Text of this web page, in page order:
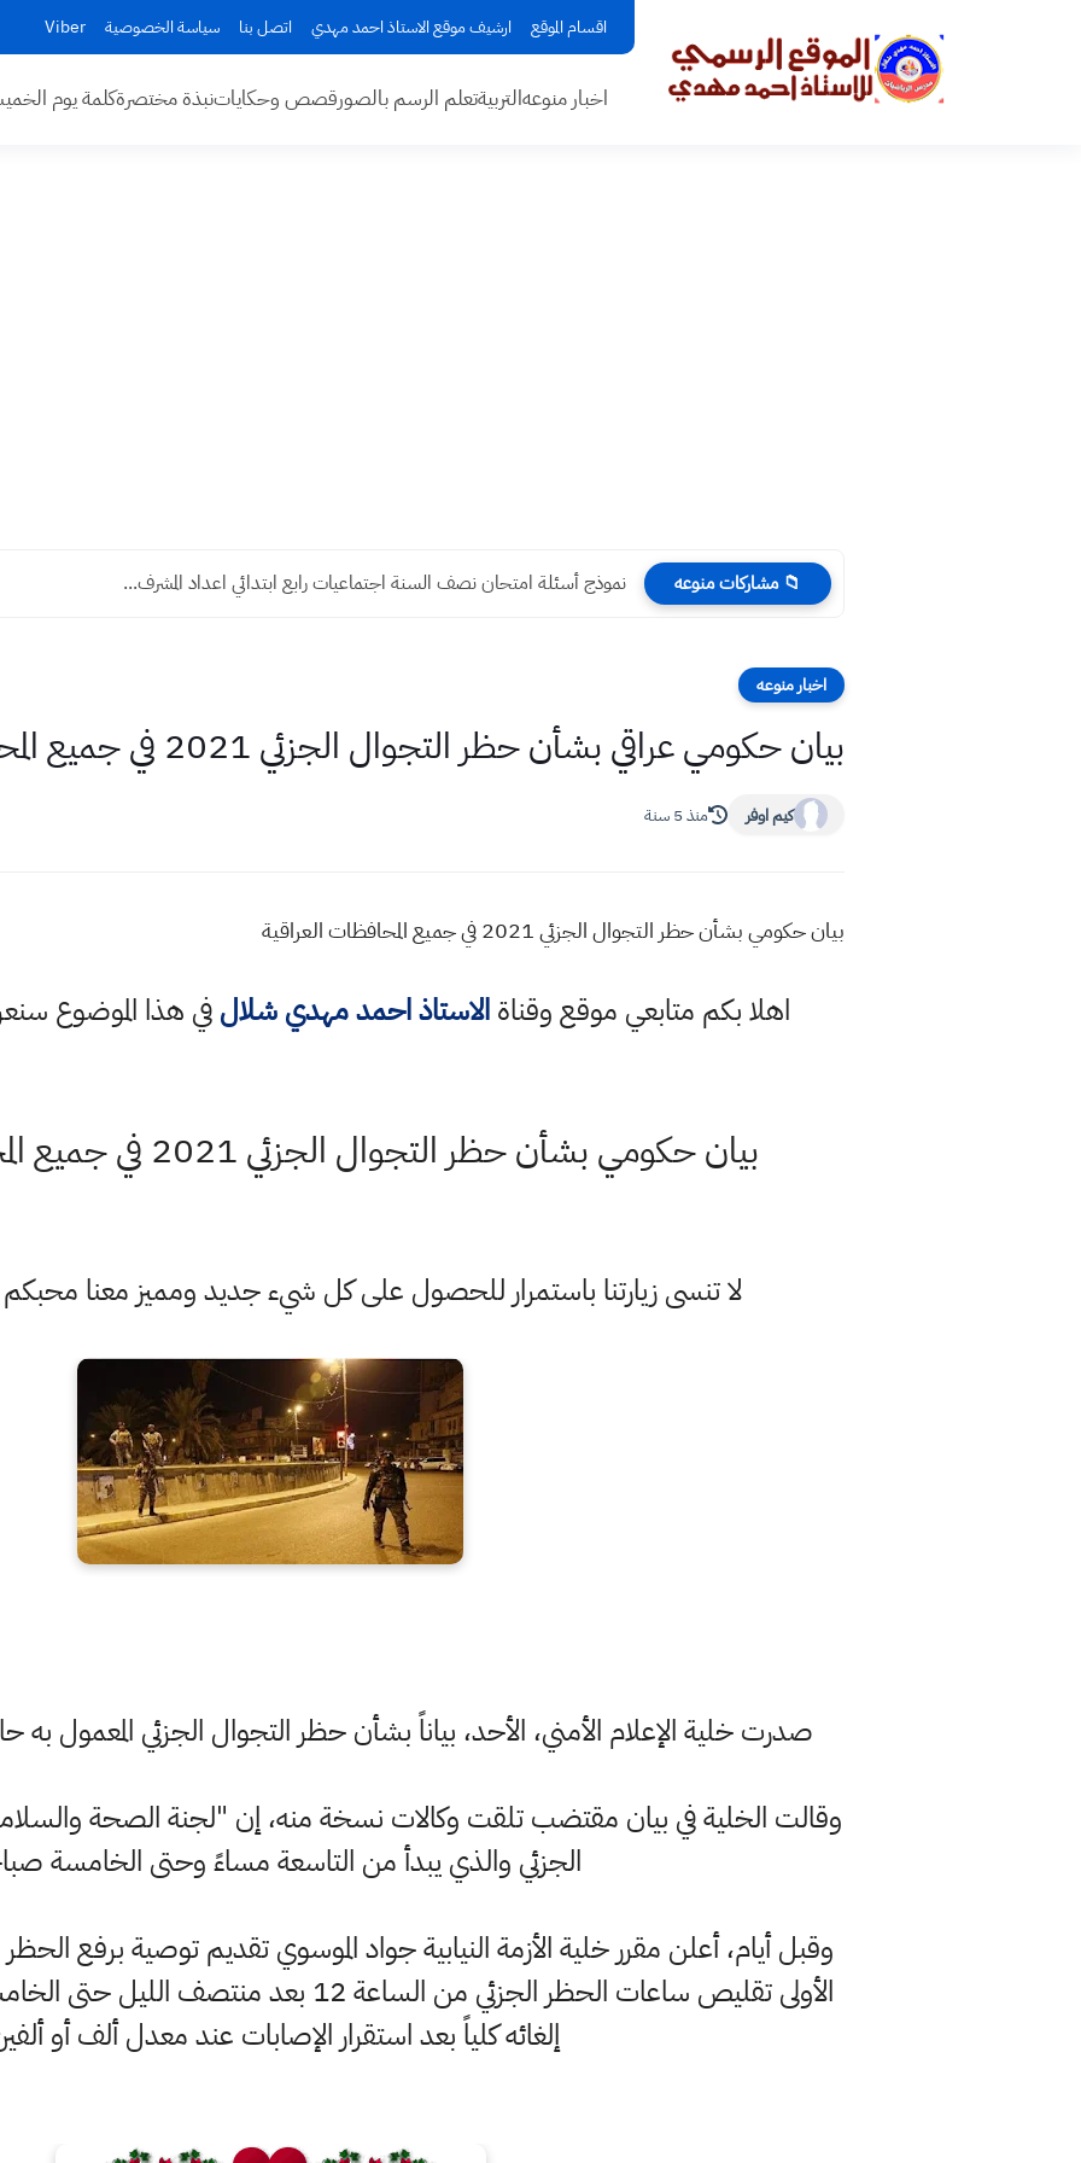
اقسام الموقع ارشيف موقع الاستاذ احمد مهدي اتصل بنا سياسة الخصوصية Viber
اخبار منوعهالتربيةتعلم الرسم بالصورقصص وحكاياتنبذة مختصرةكلمة يوم
📁 مشاركات منوعه نموذج أسئلة امتحان نصف السنة اجتماعيات رابع ابتدائي اعداد المشرف...
اخبار منوعه
بيان حكومي عراقي بشأن حظر التجوال الجزئي 2021 في جميع المحافظات العراقية
كيم اوفر منذ 5 سنة
بيان حكومي بشأن حظر التجوال الجزئي 2021 في جميع المحافظات العراقية
اهلا بكم متابعي موقع وقناةالاستاذ احمد مهدي شلالفي هذا الموضوع
بيان حكومي بشأن حظر التجوال الجزئي 2021 في جميع المحافظات العراقية
لا تنسى زيارتنا باستمرار للحصول على كل شيء جديد ومميز معنا
صدرت خلية الإعلام الأمني، الأحد، بياناً بشأن حظر التجوال الجزئي المعمول به
وقالت الخلية في بيان مقتضب تلقت وكالات نسخة منه، إن "لجنة الصحة
الجزئي والذي يبدأ من التاسعة مساءً وحتى الخامسة
وقبل أيام، أعلن مقرر خلية الأزمة النيابية جواد الموسوي تقديم توصية برفع
الأولى تقليص ساعات الحظر الجزئي من الساعة 12
إلغائه كلياً بعد استقرار الإصابات عند معدل ألف أو